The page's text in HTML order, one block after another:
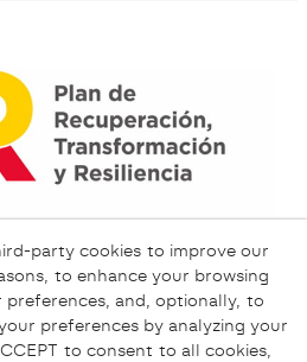
party cookies to improve our
to enhance your browsing
and, optionally, to
preferences by analyzing your
to consent to all cookies,